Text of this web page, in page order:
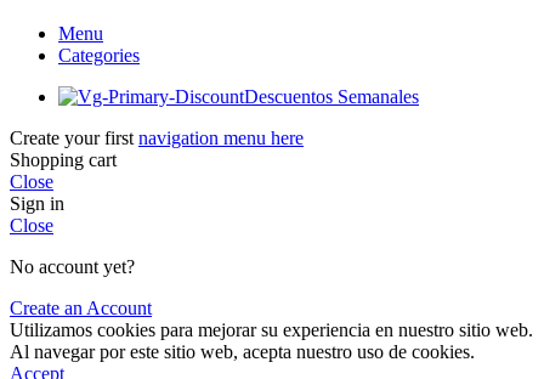
Menu
Categories
Descuentos Semanales
Create your first navigation menu here
Shopping cart
Close
Sign in
Close
No account yet?
Create an Account
Utilizamos cookies para mejorar su experiencia en nuestro sitio web.
Al navegar por este sitio web, acepta nuestro uso de cookies.
Accept